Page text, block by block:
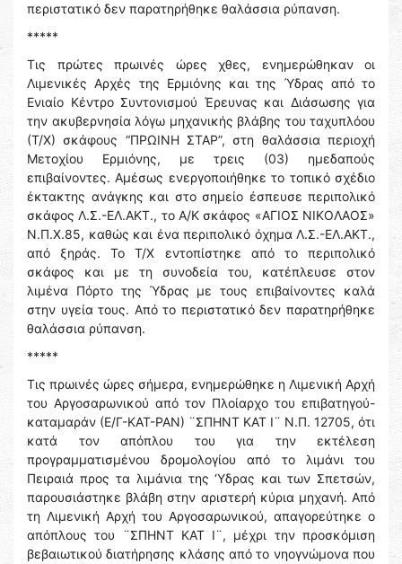
περιστατικό δεν παρατηρήθηκε θαλάσσια ρύπανση.
*****
Τις πρώτες πρωινές ώρες χθες, ενημερώθηκαν οι
Λιμενικές Αρχές της Ερμιόνης και της Ύδρας από το
Ενιαίο Κέντρο Συντονισμού Έρευνας και Διάσωσης για
την ακυβερνησία λόγω μηχανικής βλάβης του ταχυπλόου
(Τ/Χ) σκάφους “ΠΡΩΙΝΗ ΣΤΑΡ”, στη θαλάσσια περιοχή
Μετοχίου Ερμιόνης, με τρεις (03) ημεδαπούς
επιβαίνοντες. Αμέσως ενεργοποιήθηκε το τοπικό σχέδιο
έκτακτης ανάγκης και στο σημείο έσπευσε περιπολικό
σκάφος Λ.Σ.-ΕΛ.ΑΚΤ., το Α/Κ σκάφος «ΑΓΙΟΣ ΝΙΚΟΛΑΟΣ»
Ν.Π.Χ.85, καθώς και ένα περιπολικό όχημα Λ.Σ.-ΕΛ.ΑΚΤ.,
από ξηράς. Το Τ/Χ εντοπίστηκε από το περιπολικό
σκάφος και με τη συνοδεία του, κατέπλευσε στον
λιμένα Πόρτο της Ύδρας με τους επιβαίνοντες καλά
στην υγεία τους. Από το περιστατικό δεν παρατηρήθηκε
θαλάσσια ρύπανση.
*****
Τις πρωινές ώρες σήμερα, ενημερώθηκε η Λιμενική Αρχή
του Αργοσαρωνικού από τον Πλοίαρχο του επιβατηγού-
καταμαράν (Ε/Γ-ΚΑΤ-ΡΑΝ) ¨ΣΠΗΝΤ ΚΑΤ Ι¨ Ν.Π. 12705, ότι
κατά τον απόπλου του για την εκτέλεση
προγραμματισμένου δρομολογίου από το λιμάνι του
Πειραιά προς τα λιμάνια της ‘Υδρας και των Σπετσών,
παρουσιάστηκε βλάβη στην αριστερή κύρια μηχανή. Από
τη Λιμενική Αρχή του Αργοσαρωνικού, απαγορεύτηκε ο
απόπλους του ¨ΣΠΗΝΤ ΚΑΤ Ι¨, μέχρι την προσκόμιση
βεβαιωτικού διατήρησης κλάσης από το νηογνώμονα που